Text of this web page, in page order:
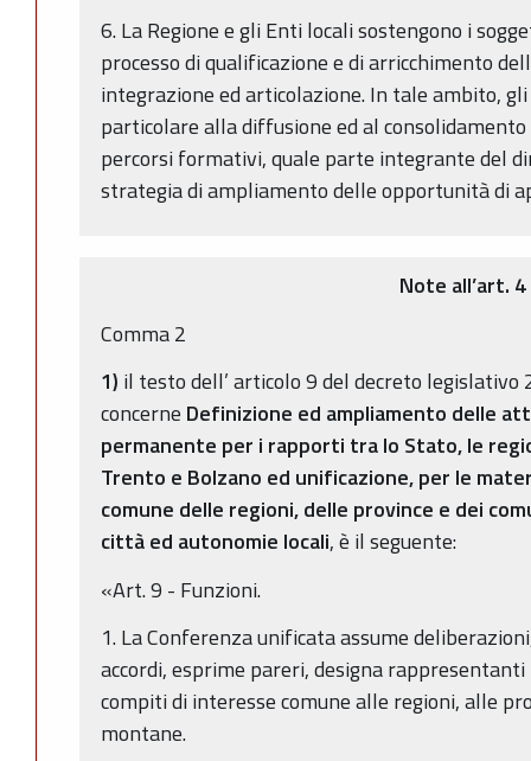
6. La Regione e gli Enti locali sostengono i
processo di qualificazione e di arricchimento
integrazione ed articolazione. In tale ambito,
particolare alla diffusione ed al
percorsi formativi, quale parte integrante del
strategia di ampliamento delle opportunità di
Note all’art. 4
Comma 2
1) il testo dell’ articolo 9 del decreto legislativo
concerne Definizione ed ampliamento delle
permanente per i rapporti tra lo Stato, le
Trento e Bolzano ed unificazione, per le
comune delle regioni, delle province e dei
città ed autonomie locali, è il seguente:
«Art. 9 - Funzioni.
1. La Conferenza unificata assume
accordi, esprime pareri, designa
compiti di interesse comune alle regioni, alle
montane.